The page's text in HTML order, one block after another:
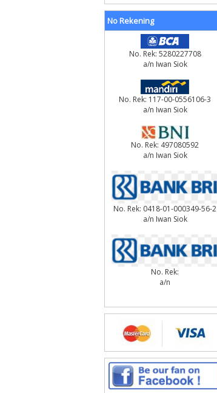
No Rekening
No. Rek: 5280227708
a/n Iwan Siok
No. Rek: 117-00-0556106-3
a/n Iwan Siok
No. Rek: 497080592
a/n Iwan Siok
No. Rek: 0418-01-000349-56-2
a/n Iwan Siok
No. Rek:
a/n